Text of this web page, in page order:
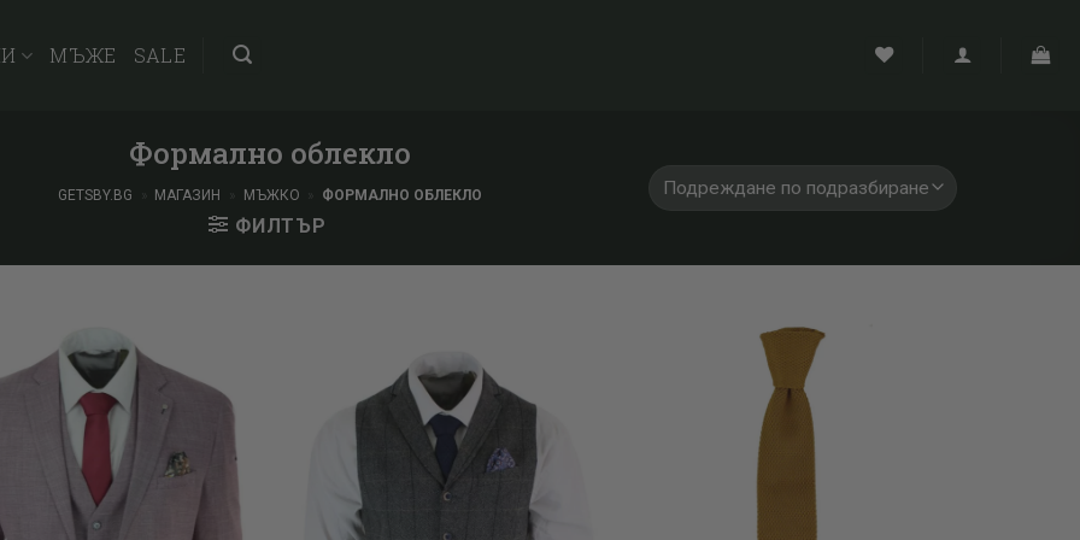
МЪЖЕ SALE
Формално облекло
GETSBY.BG МАГАЗИН МЪЖКО ФОРМАЛНО ОБЛЕКЛО
ФИЛТЪР
wishlist